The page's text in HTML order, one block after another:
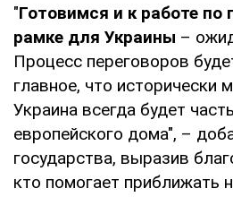
"Готовимся и к работе по
рамке для Украины –
Процесс переговоров
главное, что исторически
Украина всегда будет
европейского дома", –
государства, выразив
кто помогает приближать